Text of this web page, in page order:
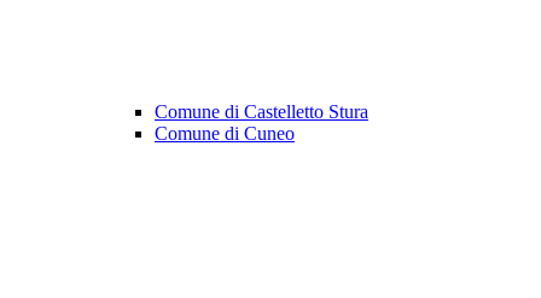
Comune di Castelletto Stura
Comune di Cuneo